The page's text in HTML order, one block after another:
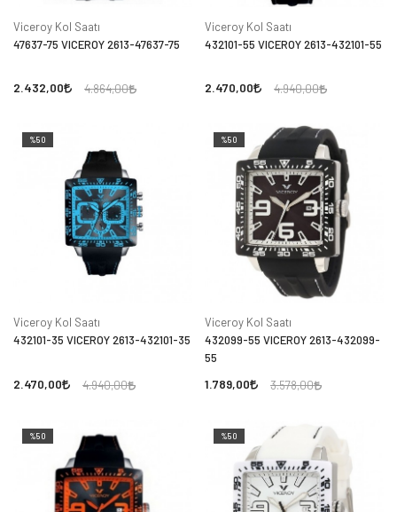
Viceroy Kol Saatı
47637-75 VICEROY 2613-47637-75
2.432,00 4.864,00
Viceroy Kol Saatı
432101-55 VICEROY 2613-432101-55
2.470,00 4.940,00
%50
Viceroy Kol Saatı
432101-35 VICEROY 2613-432101-35
2.470,00 4.940,00
%50
Viceroy Kol Saatı
432099-55 VICEROY 2613-432099-
55
1.789,00 3.578,00
%50 %50